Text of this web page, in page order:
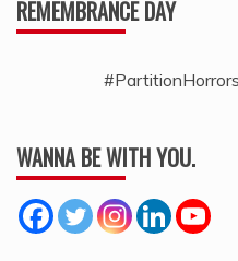
REMEMBRANCE DAY
WANNA BE WITH YOU.